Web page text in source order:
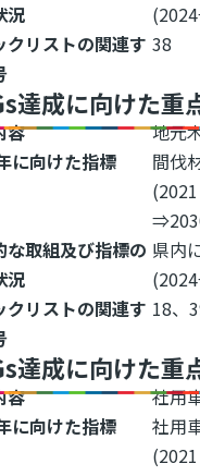
況
クリストの関連す 38
達成に向けた
容
地元
に向けた指標
間伐
な取組及び指標の
況
県内
クリストの関連す 18、
達成に向けた
容
社用
に向けた指標
社用